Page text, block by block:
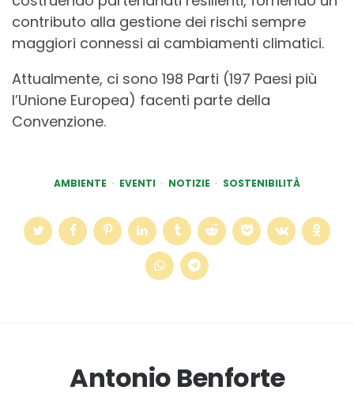
contributo alla gestione dei rischi sempre
maggiori connessi ai cambiamenti climatici.
Attualmente, ci sono 198 Parti (197 Paesi più
l’Unione Europea) facenti parte della
Convenzione.
AMBIENTE EVENTI NOTIZIE SOSTENIBILITÀ
Antonio Benforte